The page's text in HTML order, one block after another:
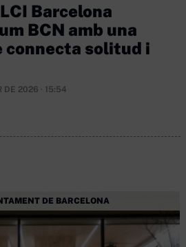
Barcelona
BCN amb una
connecta solitud i
DE 2026 · 15:54
DE BARCELONA